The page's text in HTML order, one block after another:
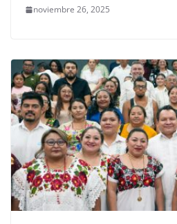
noviembre 26, 2025